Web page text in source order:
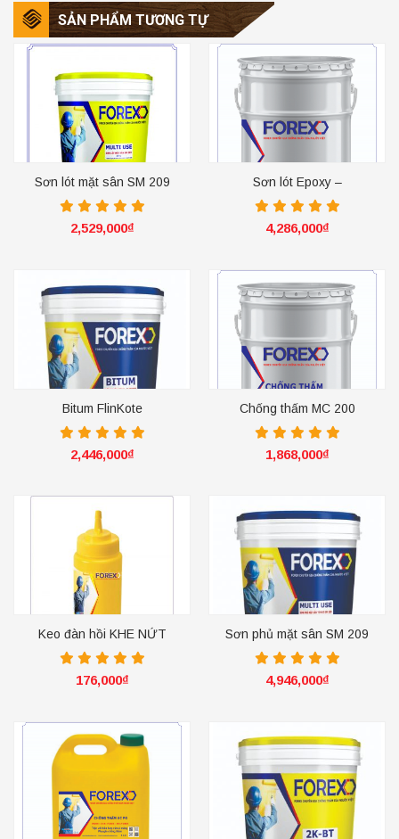
SẢN PHẨM TƯƠNG TỰ
Sơn lót mặt sân SM 209
2,529,000₫
Sơn lót Epoxy –
X01.SEALER
4,286,000₫
Bitum FlinKote
2,446,000₫
Chống thấm MC 200
1,868,000₫
Keo đàn hồi KHE NỨT
176,000₫
Sơn phủ mặt sân SM 209
4,946,000₫